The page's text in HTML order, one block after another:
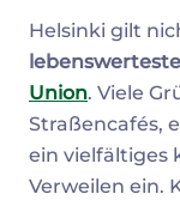
Helsinki gilt
Union. Viele
Straßencafés,
ein vielfältiges
Verweilen ein.